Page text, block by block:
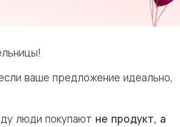
ваше предложение идеально,
люди покупают не продукт, а